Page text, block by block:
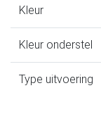
Kleur
Kleur onderstel
Type uitvoering